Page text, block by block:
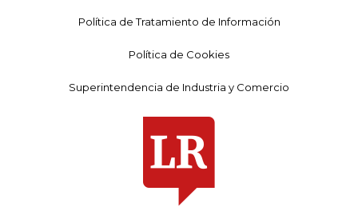
Política de Tratamiento de Información
Política de Cookies
Superintendencia de Industria y Comercio